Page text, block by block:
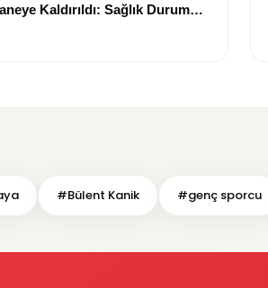
Kaldırıldı: Sağlık Durumu
#Bülent Kanik #genç sporcu